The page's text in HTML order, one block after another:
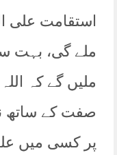
استقامت علی
ملے گی، بہت
ملیں گے کہ
صفت کے ساتھ
پر کسی میں